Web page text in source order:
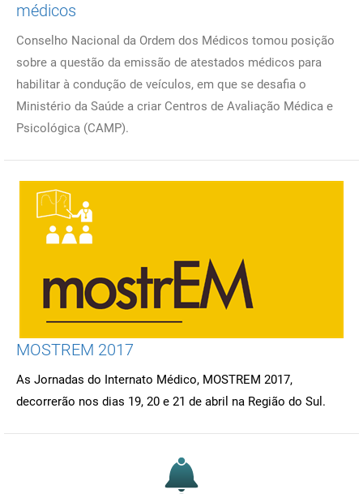
médicos
Conselho Nacional da Ordem dos Médicos tomou posição
sobre a questão da emissão de atestados médicos para
habilitar à condução de veículos, em que se desafia o
Ministério da Saúde a criar Centros de Avaliação Médica e
Psicológica (CAMP).
MOSTREM 2017
As Jornadas do Internato Médico, MOSTREM 2017,
decorrerão nos dias 19, 20 e 21 de abril na Região do Sul.